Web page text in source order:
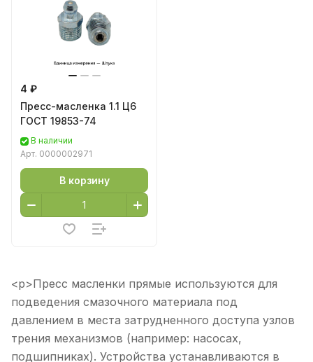
4 ₽
Пресс-масленка 1.1 Ц6
ГОСТ 19853-74
В наличии
Арт. 0000002971
В корзину
<p>Пресс масленки прямые используются для
подведения смазочного материала под
давлением в места затрудненного доступа узлов
трения механизмов (например: насосах,
подшипниках). Устройства устанавливаются в